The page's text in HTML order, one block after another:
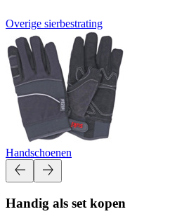
Overige sierbestrating
Handschoenen
Handig als set kopen